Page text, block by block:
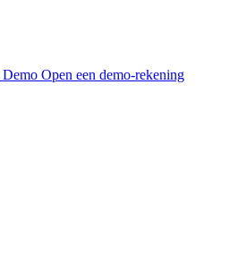
Demo Open een demo-rekening